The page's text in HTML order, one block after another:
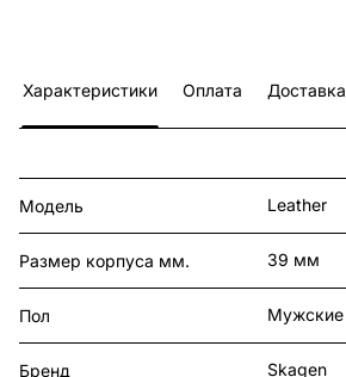
Характеристики Оплата Доставка
Модель Leather
Размер корпуса мм. 39 мм
Пол Мужские
Бренд Skagen